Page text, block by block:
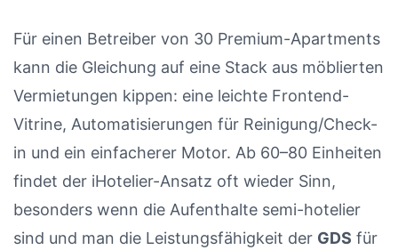
Für einen Betreiber von 30 Premium-Apartments
kann die Gleichung auf eine Stack aus möblierten
Vermietungen kippen: eine leichte Frontend-
Vitrine, Automatisierungen für Reinigung/Check-
in und ein einfacherer Motor. Ab 60–80 Einheiten
findet der iHotelier-Ansatz oft wieder Sinn,
besonders wenn die Aufenthalte semi-hotelier
sind und man die Leistungsfähigkeit der GDS für